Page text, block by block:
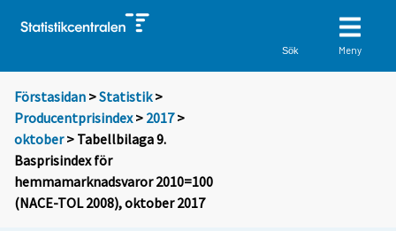
Sök Meny
Förstasidan >Statistik >
Producentprisindex> 2017>
oktober> Tabellbilaga 9.
Basprisindex för
hemmamarknadsvaror 2010=100
(NACE-TOL 2008), oktober 2017